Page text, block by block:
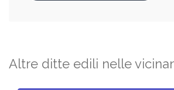
Altre ditte edili nelle